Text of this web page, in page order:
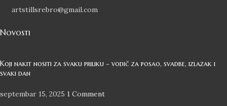
artstillsrebro@gmail.com
Novosti
Koji nakit nositi za svaku priliku – vodič za posao, svadbe, izlazak i
svaki dan
septembar 15, 2025 1 Comment